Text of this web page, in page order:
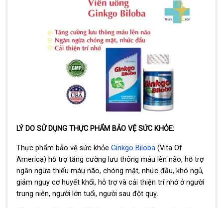
LÝ DO SỬ DỤNG THỰC PHẨM BẢO VỆ SỨC KHỎE:
Thực phẩm bảo vệ sức khỏe Ginkgo Biloba (Vita Of
America) hỗ trợ tăng cường lưu thông máu lên não, hỗ trợ
ngăn ngừa thiếu máu não, chóng mặt, nhức đầu, khó ngủ,
giảm nguy cơ huyết khối, hỗ trợ và cải thiện trí nhớ ở người
trung niên, người lớn tuổi, người sau đột quỵ.